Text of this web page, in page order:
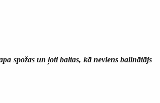
spožas un ļoti baltas, kā neviens balinātājs